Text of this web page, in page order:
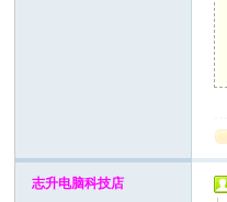
志升电脑科技店